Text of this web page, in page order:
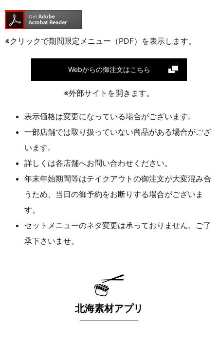
※クリックで期間限定メニュー（PDF）を表示します。
Webからの御注文はこちら
※外部サイトを開きます。
表示価格は変更になっている場合がございます。
一部店舗では取り扱っていない商品がある場合がござ
います。
詳しくは各店舗へお問い合わせください。
年末年始期間等はテイクアウトの御注文が大変混み合
うため、当日の御予約をお断りする場合がございま
す。
セットメニューのネタ変更は承っておりません。ご了
承下さいませ。
北海素材アプリ